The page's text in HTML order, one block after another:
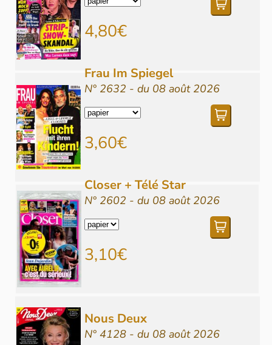
4,80€
Frau Im Spiegel
N° 2632 - du 08 août 2026
3,60€
Closer + Télé Star
N° 2602 - du 08 août 2026
3,10€
Nous Deux
N° 4128 - du 08 août 2026